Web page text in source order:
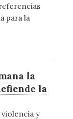
para la
la
la
y